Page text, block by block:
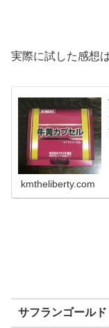
実際に試した感想
kmtheliberty.com
サフランゴールド